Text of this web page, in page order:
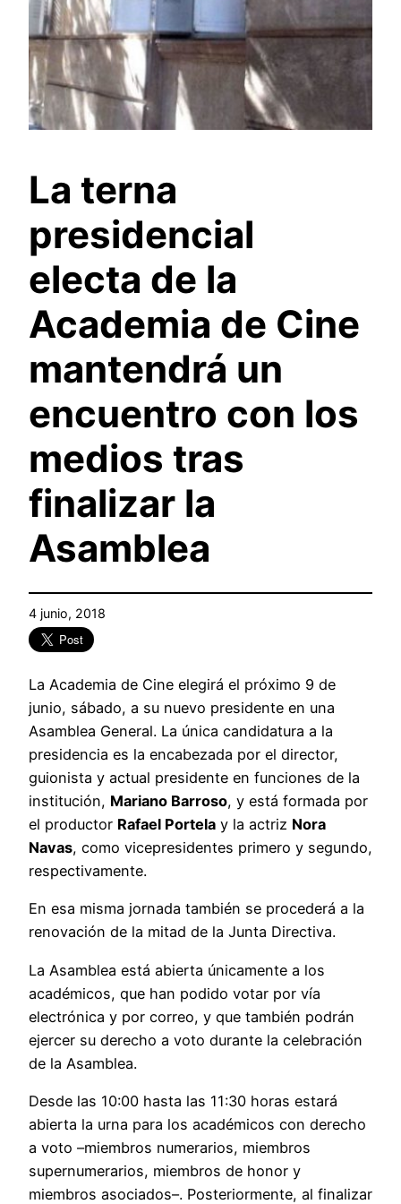
La terna
presidencial
electa de la
Academia de Cine
mantendrá un
encuentro con los
medios tras
finalizar la
Asamblea
4 junio, 2018
La Academia de Cine elegirá el próximo 9 de
junio, sábado, a su nuevo presidente en una
Asamblea General. La única candidatura a la
presidencia es la encabezada por el director,
guionista y actual presidente en funciones de la
institución, Mariano Barroso, y está formada por
el productor Rafael Portela y la actriz Nora
Navas, como vicepresidentes primero y segundo,
respectivamente.
En esa misma jornada también se procederá a la
renovación de la mitad de la Junta Directiva.
La Asamblea está abierta únicamente a los
académicos, que han podido votar por vía
electrónica y por correo, y que también podrán
ejercer su derecho a voto durante la celebración
de la Asamblea.
Desde las 10:00 hasta las 11:30 horas estará
abierta la urna para los académicos con derecho
a voto –miembros numerarios, miembros
supernumerarios, miembros de honor y
miembros asociados–. Posteriormente, al finalizar